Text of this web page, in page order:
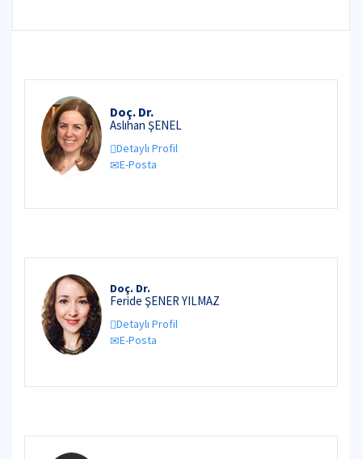
Doç. Dr.
Aslıhan ŞENEL
Detaylı Profil
E-Posta
Doç. Dr.
Feride ŞENER YILMAZ
Detaylı Profil
E-Posta